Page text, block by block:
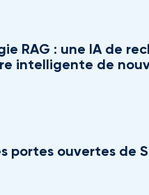
RAG : une IA de
intelligente de
portes ouvertes de